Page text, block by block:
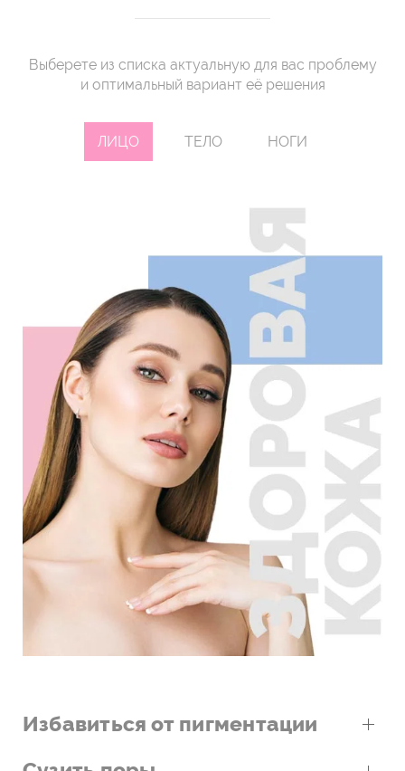
Выберете из списка актуальную для вас проблему
и оптимальный вариант её решения
ЛИЦО ТЕЛО НОГИ
Избавиться от пигментации